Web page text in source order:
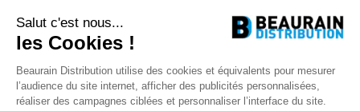
1 rue de l'abbé Caron
BP 40020
80390 Fressenneville
contact@beaurain-distribution.com
Qui sommes-nous?
Salut c'est nous...
les Cookies !
Beaurain Distribution utilise des cookies et équivalents pour mesurer
l’audience du site internet, afficher des publicités personnalisées,
réaliser des campagnes ciblées et personnaliser l’interface du site.